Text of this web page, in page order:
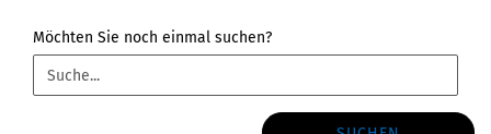
MÖCHTEN
SIE
NOCH
EINMAL
Möchten Sie noch einmal suchen?